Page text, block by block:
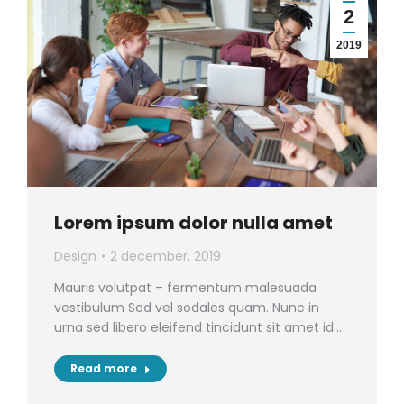
2
2019
Lorem ipsum dolor nulla amet
Design
2 december, 2019
Mauris volutpat – fermentum malesuada
vestibulum Sed vel sodales quam. Nunc in
urna sed libero eleifend tincidunt sit amet id…
Read more